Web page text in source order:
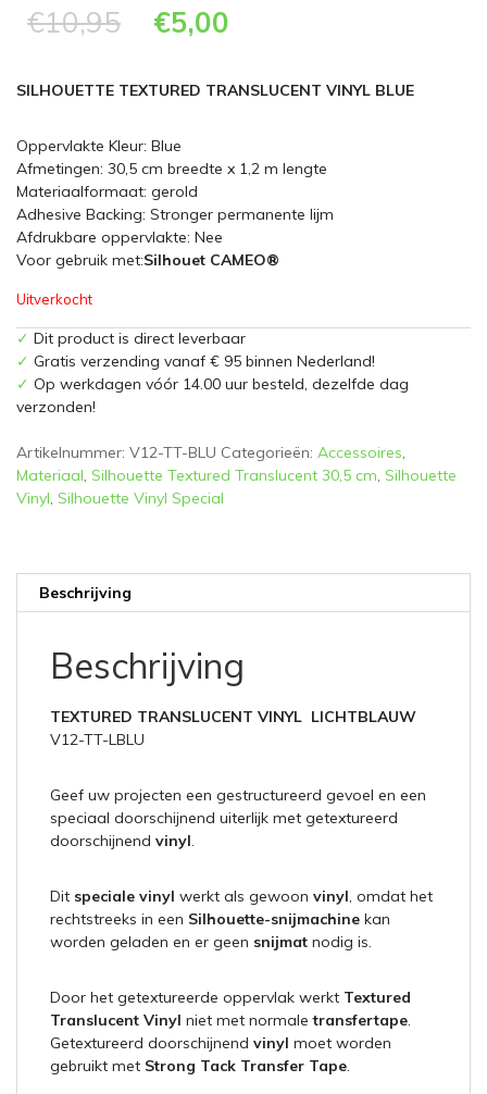
€10,95 €5,00
SILHOUETTE TEXTURED TRANSLUCENT VINYL BLUE
Oppervlakte Kleur: Blue
Afmetingen: 30,5 cm breedte x 1,2 m lengte
Materiaalformaat: gerold
Adhesive Backing: Stronger permanente lijm
Afdrukbare oppervlakte: Nee
Voor gebruik met:Silhouet CAMEO®
Uitverkocht
✓ Dit product is direct leverbaar
✓ Gratis verzending vanaf € 95 binnen Nederland!
✓ Op werkdagen vóór 14.00 uur besteld, dezelfde dag
verzonden!
Artikelnummer: V12-TT-BLU Categorieën: Accessoires,
Materiaal, Silhouette Textured Translucent 30,5 cm, Silhouette
Vinyl, Silhouette Vinyl Special
Beschrijving
Beschrijving
TEXTURED TRANSLUCENT VINYL LICHTBLAUW
V12-TT-LBLU
Geef uw projecten een gestructureerd gevoel en een
speciaal doorschijnend uiterlijk met getextureerd
doorschijnend vinyl.
Dit speciale vinyl werkt als gewoon vinyl, omdat het
rechtstreeks in een Silhouette-snijmachine kan
worden geladen en er geen snijmat nodig is.
Door het getextureerde oppervlak werkt Textured
Translucent Vinyl niet met normaletransfertape.
Getextureerd doorschijnend vinyl moet worden
gebruikt met Strong Tack Transfer Tape.